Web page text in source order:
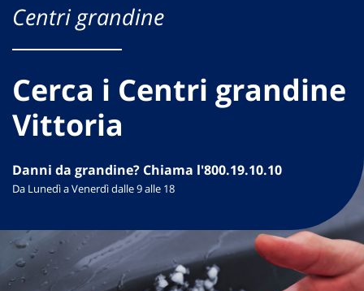
Centri grandine
Cerca i Centri grandine
Vittoria
Danni da grandine? Chiama l'800.19.10.10
Da Lunedì a Venerdì dalle 9 alle 18